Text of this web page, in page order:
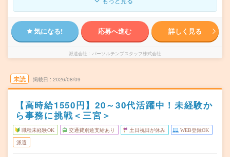
気になる! 応募へ進む 詳しく見る
派遣会社 パーソルテンプスタッフ株式会社
未読 掲載日 2026/08/09
【高時給1550円】20～30代活躍中！未経験か
ら事務に挑戦＜三宮＞
職種未経験OK 交通費別途支給あり 土日祝日が休み WEB登録OK
派遣